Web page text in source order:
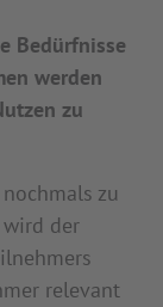
Bedürfnisse
werden
zu
zu
der
relevant